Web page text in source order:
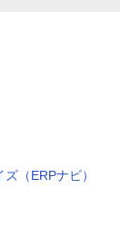
（ERPナビ）